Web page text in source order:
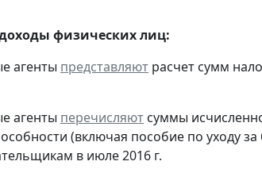
физических лиц:
агенты представляют расчет сумм
агенты перечисляют суммы
(включая пособие по уходу
в июле 2016 г.